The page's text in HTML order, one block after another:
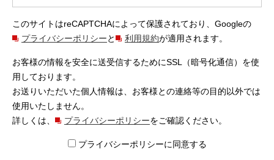
このサイトはreCAPTCHAによって保護されており、Googleの
プライバシーポリシーと 利用規約が適用されます。
お客様の情報を安全に送受信するためにSSL（暗号化通信）を使
用しております。
お送りいただいた個人情報は、お客様との連絡等の目的以外では
使用いたしません。
詳しくは、
プライバシーポリシーをご確認ください。
プライバシーポリシーに同意する